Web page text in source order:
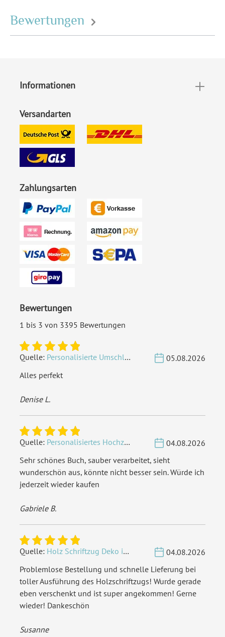
Bewertungen
Informationen
Versandarten
Zahlungsarten
Bewertungen
1 bis 3 von 3395 Bewertungen
Quelle: Personalisierte Umschläge - Vintage - Quadrat 155 x 155 mm
05.08.2026
Alles perfekt
Denise L.
Quelle: Personalisiertes Hochzeit Gästebuch A4 - Herzbaum
04.08.2026
Sehr schönes Buch, sauber verarbeitet, sieht
wunderschön aus, könnte nicht besser sein. Würde ich
jederzeit wieder kaufen
Gabriele B.
Quelle: Holz Schriftzug Deko individuell - Wunschname
04.08.2026
Problemlose Bestellung und schnelle Lieferung bei
toller Ausführung des Holzschriftzugs! Wurde gerade
eben verschenkt und ist super angekommen! Gerne
wieder! Dankeschön
Susanne